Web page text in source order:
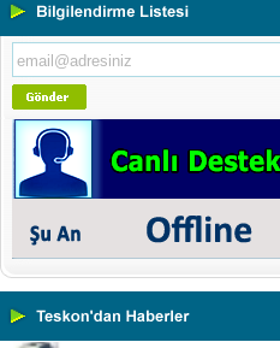
Ölçüm Cihazları
Kaplama Kalınlığı Ölçüm
Cihazları
Ultrasonik Kalınlık Ölçüm
Cihazları
Yüzey Pürüzlülük Ölçüm
Vİbrasyon Test Cihazları
Tork Ölçerler-Kuvvet Ölçerler
Mikroskoplar